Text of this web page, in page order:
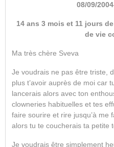
08/09/
14 ans 3 mois et 11 jours
de vie
Ma très chère Sveva
Je voudrais ne pas être triste,
plus t’avoir auprès de moi car
lancerais alors avec ton
clowneries habituelles et tes
faire sourire et rire jusqu’à me
alors tu te coucherais ta petite
Je voudrais être simplement